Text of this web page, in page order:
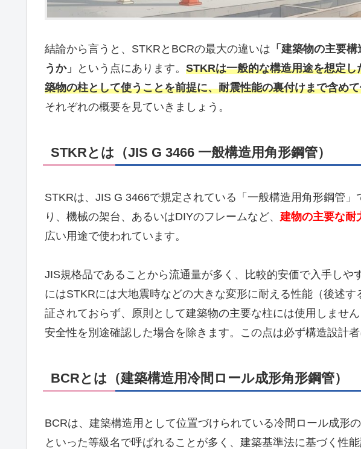
結論から言うと、STKRとBCRの最大の違いは 「建築物の主要
うか」
という点にあります。 STKRは一般的な構造用途を想定
築物の柱として使うことを前提に、耐震性能の裏付けまで含め
それぞれの概要を見ていきましょう。
STKRとは（JIS G 3466 一般構造用角形鋼管）
STKRは、JIS G 3466で規定されている「一般構造用角形鋼管
り、機械の架台、あるいはDIYのフレームなど、 建物の主要な耐
広い用途で使われています。
JIS規格品であることから流通量が多く、比較的安価で入手しや
にはSTKRには大地震時などの大きな変形に耐える性能（後述
証されておらず、原則として建築物の主要な柱には使用しませ
安全性を別途確認した場合を除きます。この点は必ず構造設計者
BCRとは（建築構造用冷間ロール成形角形鋼管）
BCRは、建築構造用として位置づけられている冷間ロール成形
といった等級名で呼ばれることが多く、建築基準法に基づく性